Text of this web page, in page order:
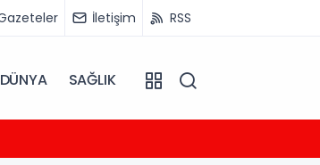
İletişim RSS
DÜNYA SAĞLIK